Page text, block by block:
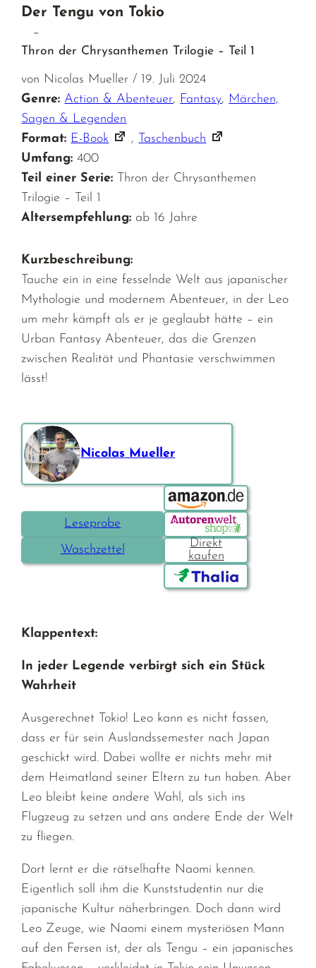
Der Tengu von Tokio
–
Thron der Chrysanthemen Trilogie – Teil 1
von Nicolas Mueller / 19. Juli 2024
Genre: Action & Abenteuer, Fantasy, Märchen,
Sagen & Legenden
Format: E-Book , Taschenbuch
Umfang: 400
Teil einer Serie: Thron der Chrysanthemen
Trilogie – Teil 1
Altersempfehlung: ab 16 Jahre
Kurzbeschreibung:
Tauche ein in eine fesselnde Welt aus japanischer
Mythologie und modernem Abenteuer, in der Leo
um mehr kämpft als er je geglaubt hätte – ein
Urban Fantasy Abenteuer, das die Grenzen
zwischen Realität und Phantasie verschwimmen
lässt!
Nicolas Mueller
Leseprobe
Waschzettel
Bestellen über:
Klappentext:
In jeder Legende verbirgt sich ein Stück
Wahrheit
Ausgerechnet Tokio! Leo kann es nicht fassen,
dass er für sein Auslandssemester nach Japan
geschickt wird. Dabei wollte er nichts mehr mit
dem Heimatland seiner Eltern zu tun haben. Aber
Leo bleibt keine andere Wahl, als sich ins
Flugzeug zu setzen und ans andere Ende der Welt
zu fliegen.
Dort lernt er die rätselhafte Naomi kennen.
Eigentlich soll ihm die Kunststudentin nur die
japanische Kultur näherbringen. Doch dann wird
Leo Zeuge, wie Naomi einem mysteriösen Mann
auf den Fersen ist, der als Tengu – ein japanisches